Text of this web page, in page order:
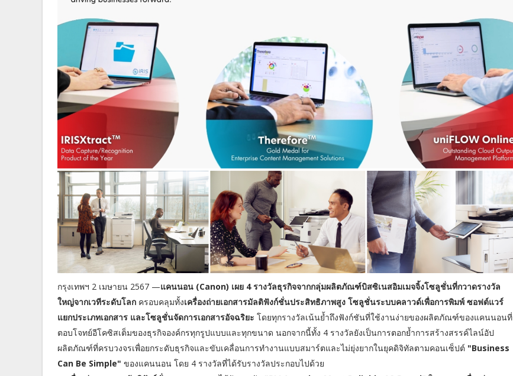
กรุงเทพฯ 2 เมษายน 2567 —แคนนอน (Canon) เผย 4 รางวัลธุรกิจจากกลุ่มผลิตภัณฑ์บิสซิเนสอิมเมจจิ้งโซลูชั่นที่กวาดรางวัล
ใหญ่จากเวทีระดับโลก ครอบคลุมทั้งเครื่องถ่ายเอกสารมัลติฟังก์ชั่นประสิทธิภาพสูง โซลูชั่นระบบคลาวด์เพื่อการพิมพ์ ซอฟต์แวร์
แยกประเภทเอกสาร และโซลูชั่นจัดการเอกสารอัจฉริยะ โดยทุกรางวัลเน้นย้ำถึงฟังก์ชันที่ใช้งานง่ายของผลิตภัณฑ์ของแคนนอนที่
ตอบโจทย์อีโคซิสเต็มของธุรกิจองค์กรทุกรูปแบบและทุกขนาด นอกจากนี้ทั้ง 4 รางวัลยังเป็นการตอกย้ำการสร้างสรรค์ไลน์อัป
ผลิตภัณฑ์ที่ครบวงจรเพื่อยกระดับธุรกิจและขับเคลื่อนการทำงานแบบสมาร์ตและไม่ยุ่งยากในยุคดิจิทัลตามคอนเซ็ปต์ "Business
Can Be Simple" ของแคนนอน โดย 4 รางวัลที่ได้รับรางวัลประกอบไปด้วย